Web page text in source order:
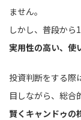
ません。
しかし、普段から
実用性の高い、使
投資判断をする際
目しながら、総合
賢くキャンドゥの